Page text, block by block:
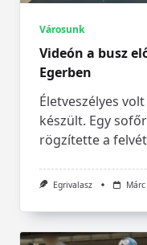
Városunk
Videón a busz
Egerben
Életveszélyes
készült. Egy
rögzítette a
Egrivalasz